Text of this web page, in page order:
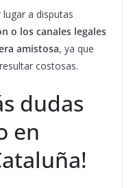
a disputas
o los canales legales
amistosa, ya que
costosas.
dudas
en